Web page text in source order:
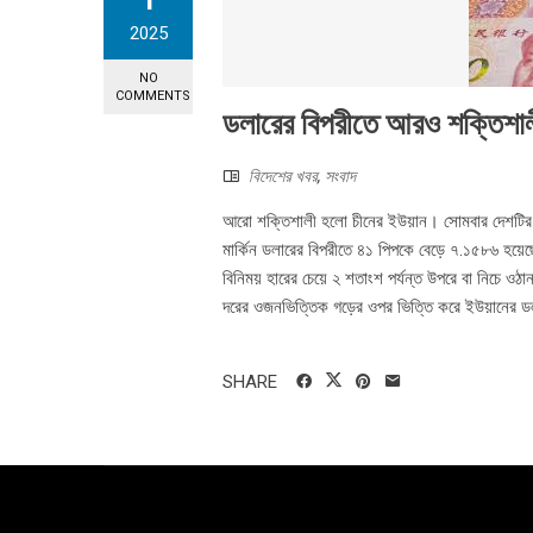
2025
NO
COMMENTS
ডলারের বিপরীতে আরও
বিদেশের খবর, সংবাদ
আরো শক্তিশালী হলো চীনের ইউয়ান। সোমবার দেশটির
মার্কিন ডলারের বিপরীতে ৪১ পিপকে বেড়ে ৭.১৫৮৬
বিনিময় হারের চেয়ে ২ শতাংশ পর্যন্ত উপরে বা নিচে
দরের ওজনভিত্তিক গড়ের ওপর ভিত্তি করে ইউয়ানের
SHARE